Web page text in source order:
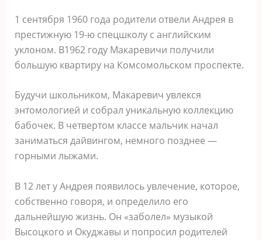
1 сентября 1960 года родители отвели Андрея в
престижную 19-ю спецшколу с английским
уклоном. В1962 году Макаревичи получили
большую квартиру на Комсомольском проспекте.
Будучи школьником, Макаревич увлекся
энтомологией и собрал уникальную коллекцию
бабочек. В четвертом классе мальчик начал
заниматься дайвингом, немного позднее —
горными лыжами.
В 12 лет у Андрея появилось увлечение, которое,
собственно говоря, и определило его
дальнейшую жизнь. Он «заболел» музыкой
Высоцкого и Окуджавы и попросил родителей